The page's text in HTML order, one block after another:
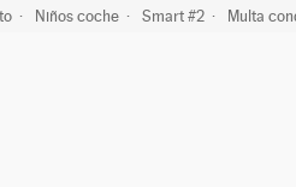
Niños coche Smart #2 Multa